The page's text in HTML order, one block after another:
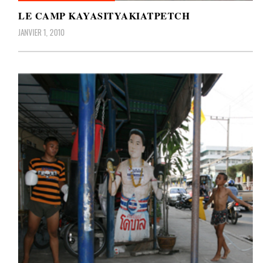
LE CAMP KAYASITYAKIATPETCH
JANVIER 1, 2010